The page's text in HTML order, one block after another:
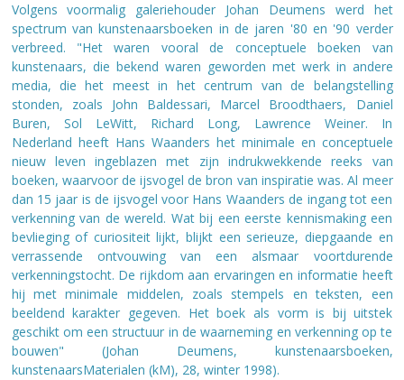
Volgens voormalig galeriehouder Johan Deumens werd het
spectrum van kunstenaarsboeken in de jaren '80 en '90 verder
verbreed. "Het waren vooral de conceptuele boeken van
kunstenaars, die bekend waren geworden met werk in andere
media, die het meest in het centrum van de belangstelling
stonden, zoals John Baldessari, Marcel Broodthaers, Daniel
Buren, Sol LeWitt, Richard Long, Lawrence Weiner. In
Nederland heeft Hans Waanders het minimale en conceptuele
nieuw leven ingeblazen met zijn indrukwekkende reeks van
boeken, waarvoor de ijsvogel de bron van inspiratie was. Al meer
dan 15 jaar is de ijsvogel voor Hans Waanders de ingang tot een
verkenning van de wereld. Wat bij een eerste kennismaking een
bevlieging of curiositeit lijkt, blijkt een serieuze, diepgaande en
verrassende ontvouwing van een alsmaar voortdurende
verkenningstocht. De rijkdom aan ervaringen en informatie heeft
hij met minimale middelen, zoals stempels en teksten, een
beeldend karakter gegeven. Het boek als vorm is bij uitstek
geschikt om een structuur in de waarneming en verkenning op te
bouwen" (Johan Deumens, kunstenaarsboeken,
kunstenaarsMaterialen (kM), 28, winter 1998).